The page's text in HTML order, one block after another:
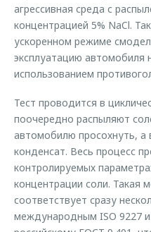
агрессивная среда с
концентрацией 5% NaCl.
ускоренном режиме
эксплуатацию автомобиля
использованием
Тест проводится в
поочередно распыляют
автомобилю просохнуть, а
конденсат. Весь процесс
контролируемых
концентрации соли. Такая
соответствует сразу
международным ISO 9227 и